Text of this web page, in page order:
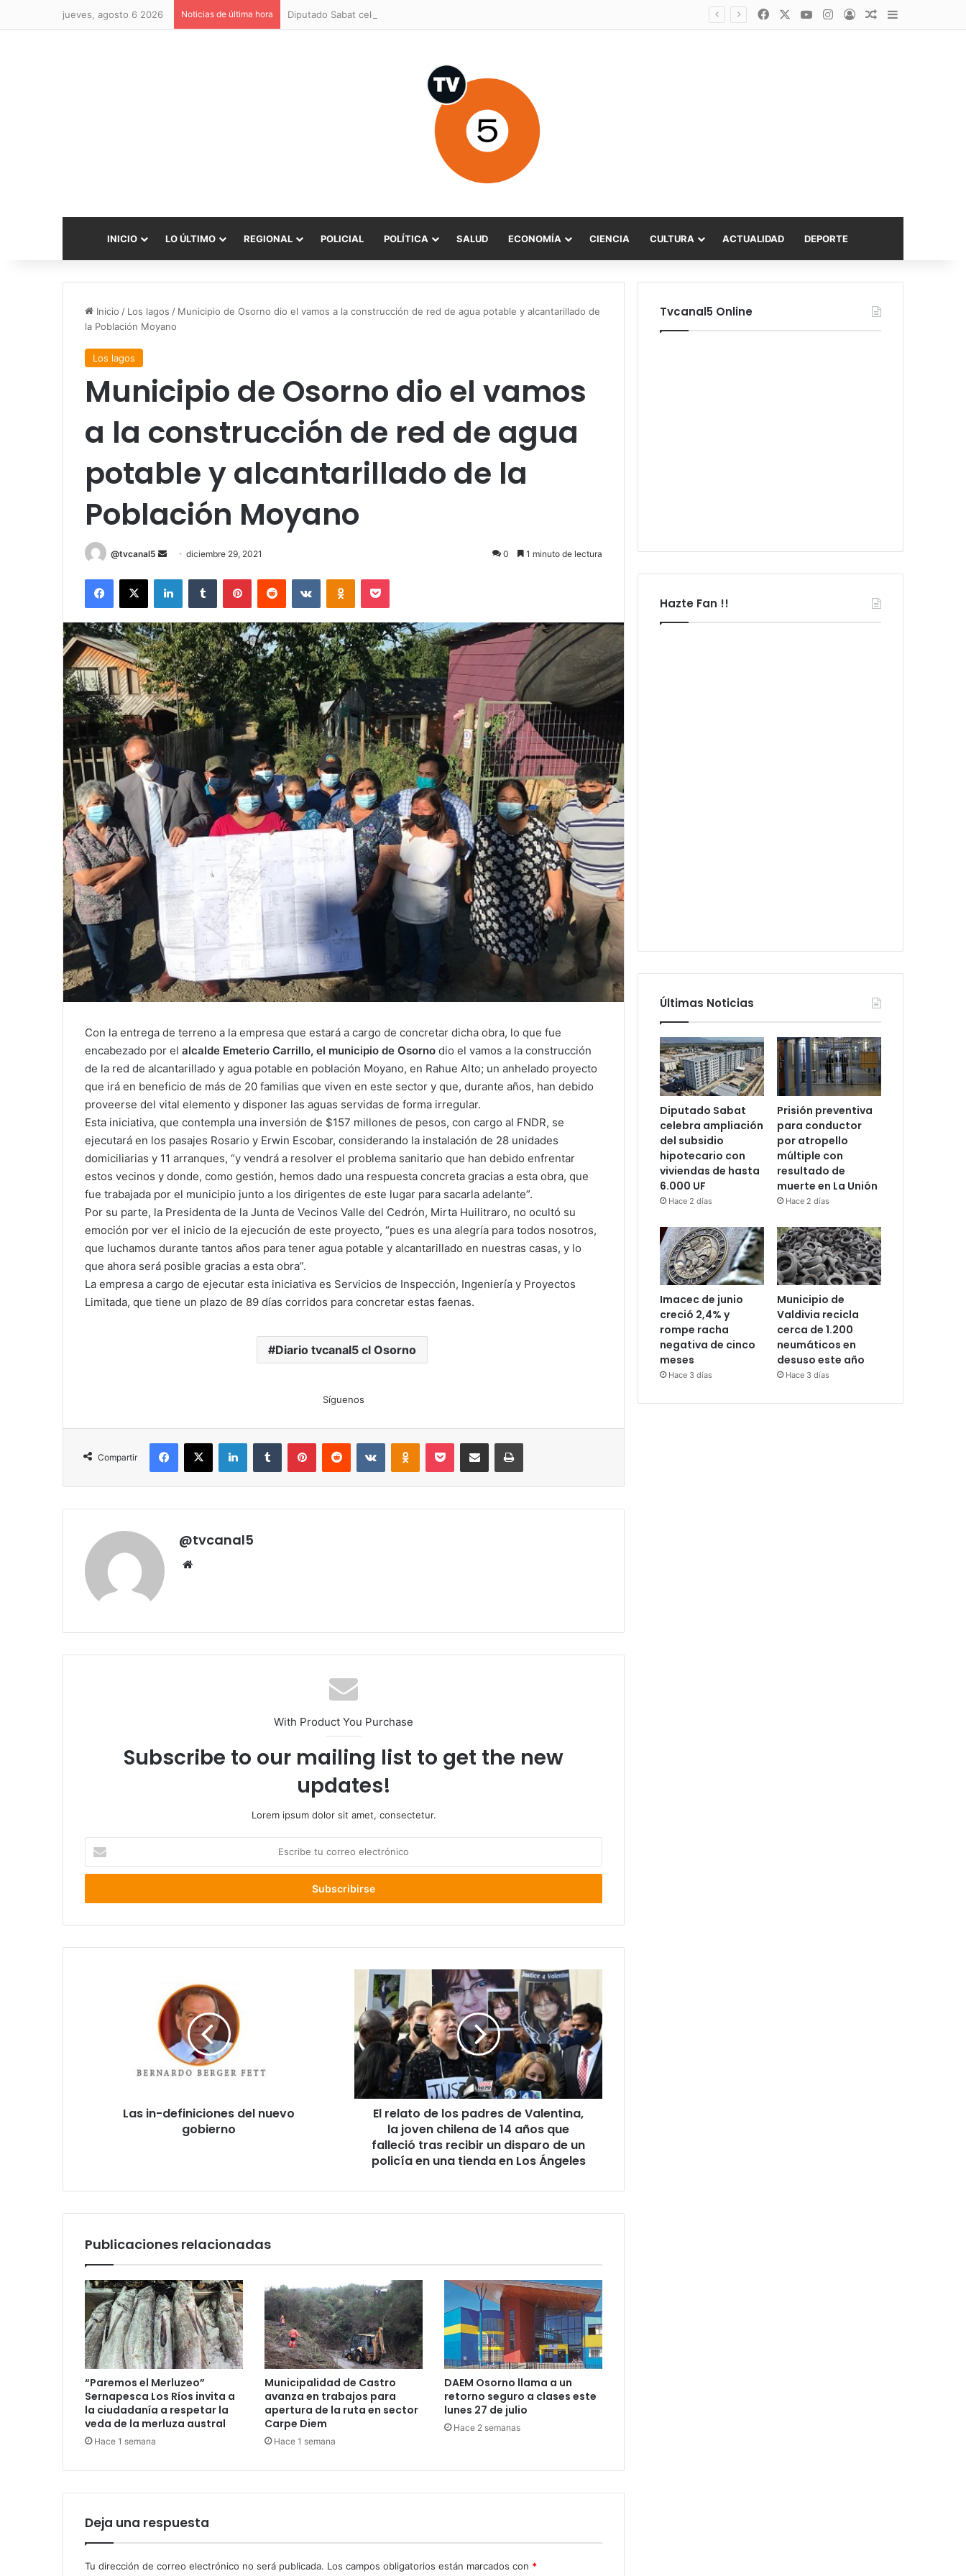
jueves, agosto 6 2026 Noticias de última hora Diputado Sabat celebra ampliación del subsidio hipotecario con viviendas de hasta 6.000 UF FacebookYouTubeInstagram
AccesoPublicación al
Barra lateral
INICIO LO ÚLTIMO REGIONAL POLICIAL POLÍTICA SALUD ECONOMÍA CIENCIA CULTURA ACTUALIDAD DEPORTE
Inicio / Los lagos / Municipio de Osorno dio el vamos a la construcción de red de agua potable y alcantarillado de
la Población Moyano
Los lagos
Municipio de Osorno dio el vamos
a la construcción de red de agua
potable y alcantarillado de la
Población Moyano
@tvcanal5
Send
email
diciembre 29, 2021 0 1 minuto de lectura
Facebook
X LinkedInTumblr PinterestReddit VKontakteOdnoklassniki
Pocket
Con la entrega de terreno a la empresa que estará a cargo de concretar dicha obra, lo que fue
encabezado por el alcalde Emeterio Carrillo, el municipio de Osorno dio el vamos a la construcción
de la red de alcantarillado y agua potable en población Moyano, en Rahue Alto; un anhelado proyecto
que irá en beneficio de más de 20 familias que viven en este sector y que, durante años, han debido
proveerse del vital elemento y disponer las aguas servidas de forma irregular.
Esta iniciativa, que contempla una inversión de $157 millones de pesos, con cargo al FNDR, se
ejecutará en los pasajes Rosario y Erwin Escobar, considerando la instalación de 28 unidades
domiciliarias y 11 arranques, “y vendrá a resolver el problema sanitario que han debido enfrentar
estos vecinos y donde, como gestión, hemos dado una respuesta concreta gracias a esta obra, que
fue trabajada por el municipio junto a los dirigentes de este lugar para sacarla adelante”.
Por su parte, la Presidenta de la Junta de Vecinos Valle del Cedrón, Mirta Huilitraro, no ocultó su
emoción por ver el inicio de la ejecución de este proyecto, “pues es una alegría para todos nosotros,
que luchamos durante tantos años para tener agua potable y alcantarillado en nuestras casas, y lo
que ahora será posible gracias a esta obra”.
La empresa a cargo de ejecutar esta iniciativa es Servicios de Inspección, Ingeniería y Proyectos
Limitada, que tiene un plazo de 89 días corridos para concretar estas faenas.
Diario tvcanal5 cl Osorno
Síguenos
Compartir
Facebook
X LinkedInTumblr PinterestReddit VKontakteOdnoklassniki
Pocket Compartir por correo electrónicoImprimir
@tvcanal5
With Product You Purchase
Subscribe to our mailing list to get the new
updates!
Lorem ipsum dolor sit amet, consectetur.
correo
Las in-definiciones del nuevo
gobierno
relato
los
padres
de
Valentina,
la
joven
chilena
años
recibir
de
policía
en
una
tienda
en
Los
Ángeles
El relato de los padres de Valentina,
la joven chilena de 14 años que
falleció tras recibir un disparo de un
policía en una tienda en Los Ángeles
Publicaciones relacionadas
“Paremos el Merluzeo”
Sernapesca Los Ríos invita a
la ciudadanía a respetar la
veda de la merluza austral
Hace 1 semana
Municipalidad de Castro
avanza en trabajos para
apertura de la ruta en sector
Carpe Diem
Hace 1 semana
DAEM Osorno llama a un
retorno seguro a clases este
lunes 27 de julio
Hace 2 semanas
Deja una respuesta
Tu dirección de correo electrónico no será publicada. Los campos obligatorios están marcados con *
Tvcanal5 Online
Hazte Fan !!
Últimas Noticias
Diputado Sabat
celebra ampliación
del subsidio
hipotecario con
viviendas de hasta
6.000 UF
Hace 2 días
Prisión preventiva
para conductor
por atropello
múltiple con
resultado de
muerte en La Unión
Hace 2 días
Imacec de junio
creció 2,4% y
rompe racha
negativa de cinco
meses
Hace 3 días
Municipio de
Valdivia recicla
cerca de 1.200
neumáticos en
desuso este año
Hace 3 días